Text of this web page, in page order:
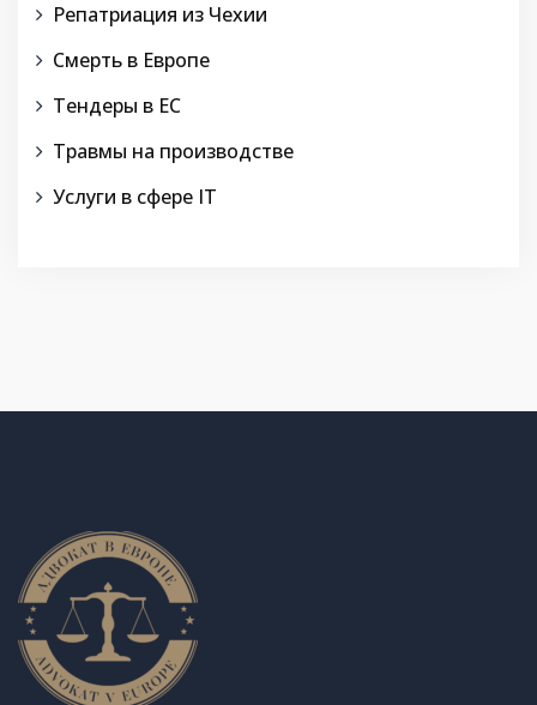
Репатриация из Чехии
Смерть в Европе
Тендеры в ЕС
Травмы на производстве
Услуги в сфере IT